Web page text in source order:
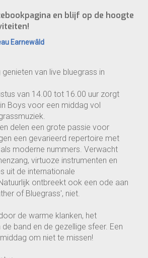
en blijf op de hoogte
Earnewâld
van live bluegrass in
van 14.00 tot 16.00 uur zorgt
Boys voor een middag vol
delen een grote passie voor
een gevarieerd repertoire met
moderne nummers. Verwacht
virtuoze instrumenten en
uit de internationale
ontbreekt ook een ode aan
of Bluegrass', niet.
de warme klanken, het
band en de gezellige sfeer. Een
om niet te missen!